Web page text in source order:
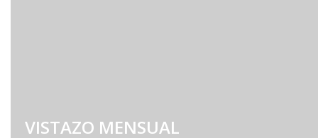
VISTAZO MENSUAL